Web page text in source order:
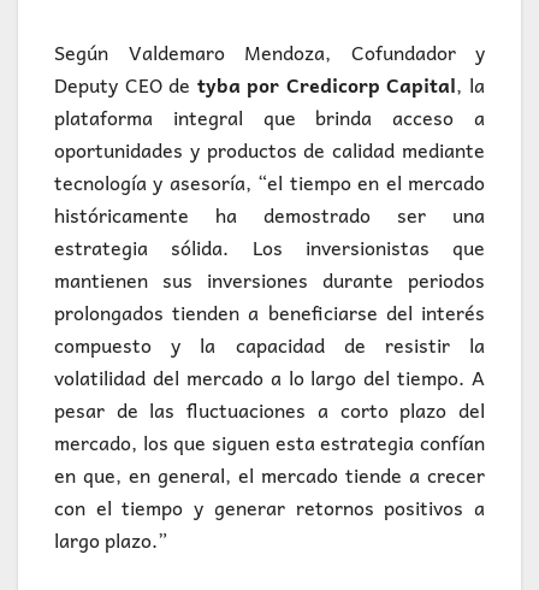
Según Valdemaro Mendoza, Cofundador y
Deputy CEO de tyba por Credicorp Capital, la
plataforma integral que brinda acceso a
oportunidades y productos de calidad mediante
tecnología y asesoría, “el tiempo en el mercado
históricamente ha demostrado ser una
estrategia sólida. Los inversionistas que
mantienen sus inversiones durante periodos
prolongados tienden a beneficiarse del interés
compuesto y la capacidad de resistir la
volatilidad del mercado a lo largo del tiempo. A
pesar de las fluctuaciones a corto plazo del
mercado, los que siguen esta estrategia confían
en que, en general, el mercado tiende a crecer
con el tiempo y generar retornos positivos a
largo plazo.”